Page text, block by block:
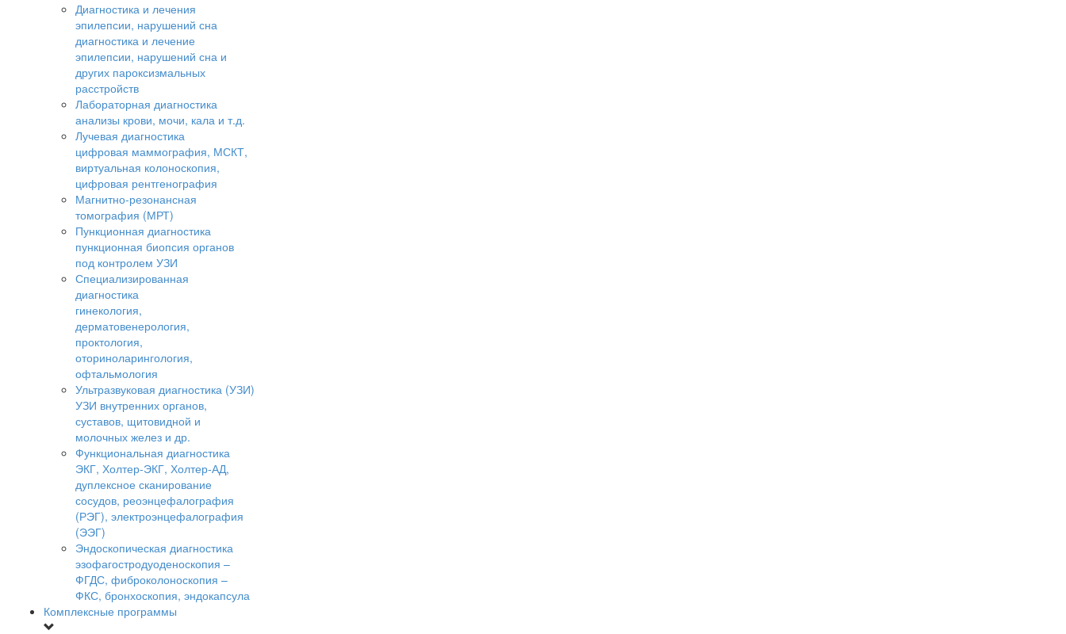
Диагностика и лечения
эпилепсии, нарушений сна
диагностика и лечение
эпилепсии, нарушений сна и
других пароксизмальных
расстройств
Лабораторная диагностика
анализы крови, мочи, кала и т.д.
Лучевая диагностика
цифровая маммография, МСКТ,
виртуальная колоноскопия,
цифровая рентгенография
Магнитно-резонансная
томография (МРТ)
Пункционная диагностика
пункционная биопсия органов
под контролем УЗИ
Специализированная
диагностика
гинекология,
дерматовенерология,
проктология,
оториноларингология,
офтальмология
Ультразвуковая диагностика (УЗИ)
УЗИ внутренних органов,
суставов, щитовидной и
молочных желез и др.
Функциональная диагностика
ЭКГ, Холтер-ЭКГ, Холтер-АД,
дуплексное сканирование
сосудов, реоэнцефалография
(РЭГ), электроэнцефалография
(ЭЭГ)
Эндоскопическая диагностика
эзофагостродуоденоскопия –
ФГДС, фиброколоноскопия –
ФКС, бронхоскопия, эндокапсула
Комплексные программы